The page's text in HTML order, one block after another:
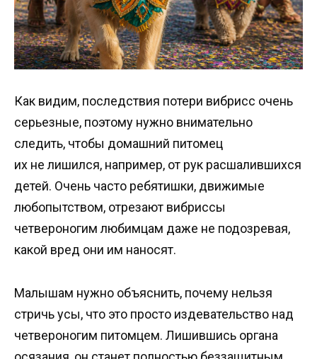
Как видим, последствия потери вибрисс очень
серьезные, поэтому нужно внимательно
следить, чтобы домашний питомец
их не лишился, например, от рук расшалившихся
детей. Очень часто ребятишки, движимые
любопытством, отрезают вибриссы
четвероногим любимцам даже не подозревая,
какой вред они им наносят.
Малышам нужно объяснить, почему нельзя
стричь усы, что это просто издевательство над
четвероногим питомцем. Лишившись органа